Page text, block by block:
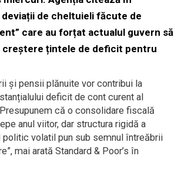
de cheltuieli făcute de
care au forțat actualul guvern să
creștere țintele de deficit pentru
și pensii plănuite vor contribui la
deficit de cont curent al
că o consolidare fiscală
anul viitor, dar structura rigidă a
politic volatil pun sub semnul întreăbrii
mai arată Standard & Poor’s în